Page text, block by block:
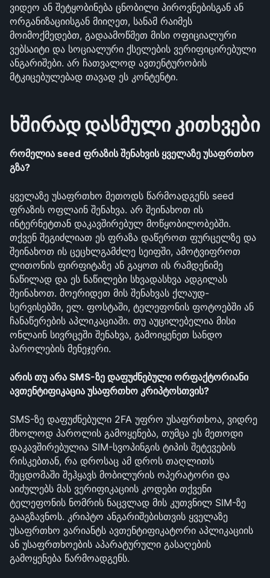
ვიდეო ან შეტყობინება ცნობილი პიროვნებისგან ან
ორგანიზაციისგან მიიღეთ, სანამ რაიმეს
მოიმოქმედებთ, გადაამოწმეთ მისი ოფიციალური
ვებსაიტი და სოციალური ქსელების ვერიფიცირებული
ანგარიშები. არ ჩათვალოდ ავთენტურობის
მტკიცებულებად თავად ეს კონტენტი.
ხშირად დასმული კითხვები
რომელია seed ფრაზის შენახვის ყველაზე უსაფრთხო
გზა?
ყველაზე უსაფრთხო მეთოდს წარმოადგენს seed
ფრაზის ოფლაინ შენახვა. არ შეინახოთ ის
ინტერნეტთან დაკავშირებულ მოწყობილობებში.
თქვენ შეგიძლიათ ეს ფრაზა დაწეროთ ფურცელზე და
შეინახოთ ის ცეცხლგამძლე სეიფში, ამოტვიფროთ
ლითონის ფირფიტაზე ან გაყოთ ის რამდენიმე
ნაწილად და ეს ნაწილები სხვადასხვა ადგილას
შეინახოთ. მოერიდეთ მის შენახვას ქლაუდ-
სერვისებში, ელ. ფოსტაში, ტელეფონის ფოტოებში ან
ჩანაწერების აპლიკაციაში. თუ აუცილებელია მისი
ონლაინ სივრცეში შენახვა, გამოიყენეთ სანდო
პაროლების მენეჯერი.
არის თუ არა SMS-ზე დაფუძნებული ორფაქტორიანი
ავთენტიფიკაცია უსაფრთხო კრიპტოსთვის?
SMS-ზე დაფუძნებული 2FA უფრო უსაფრთხოა, ვიდრე
მხოლოდ პაროლის გამოყენება, თუმცა ეს მეთოდი
დაკავშირებულია SIM-სვოპინგის ტიპის შეტევების
რისკებთან, რა დროსაც ამ დროს თაღლითს
შეცდომაში შეჰყავს მობილურის ოპერატორი და
აიძულებს მას ვერიფიკაციის კოდები თქვენი
ტელეფონის ნომრის ნაცვლად მის კუთვნილ SIM-ზე
გააგზავნოს. კრიპტო ანგარიშებისთვის ყველაზე
უსაფრთხო ვარიანტს ავთენტიფიკატორი აპლიკაციის
ან უსაფრთხოების აპარატურული გასაღების
გამოყენება წარმოადგენს.